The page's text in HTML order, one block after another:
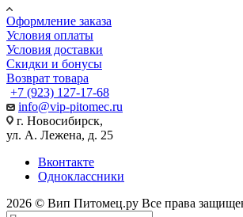
Оформление заказа
Условия оплаты
Условия доставки
Скидки и бонусы
Возврат товара
+7 (923) 127-17-68
info@vip-pitomec.ru
г. Новосибирск,
ул. А. Лежена, д. 25
Вконтакте
Одноклассники
2026 © Вип Питомец.ру Все права